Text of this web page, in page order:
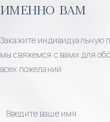
именно вам
Закажите индивидуальную
мы свяжемся с вами для
всех пожеланий